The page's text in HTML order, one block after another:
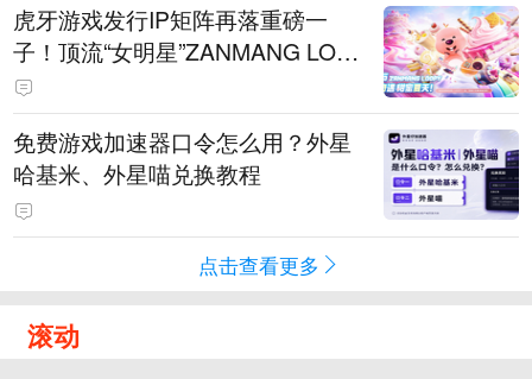
虎牙游戏发行IP矩阵再落重磅一
子！顶流“女明星”ZANMANG LOO
PY 正版3D消除手游《消消奇遇》
惊喜曝光
免费游戏加速器口令怎么用？外星
哈基米、外星喵兑换教程
点击查看更多
滚动